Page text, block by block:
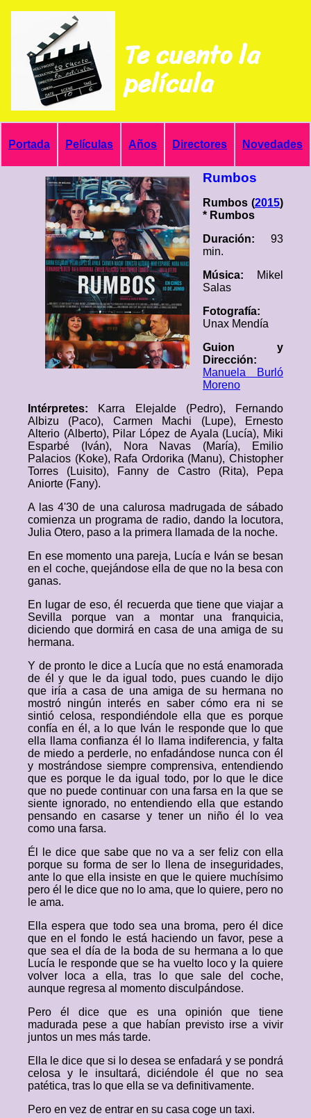
Te cuento la
película
Portada Películas Años Directores Novedades
Rumbos
Rumbos (2015)
* Rumbos
Duración: 93
min.
Música:
Mikel
Salas
Fotografía:
Unax Mendía
Guion y
Dirección:
Manuela Burló
Moreno
Intérpretes:
Karra Elejalde (Pedro), Fernando
Albizu (Paco), Carmen Machi (Lupe), Ernesto
Alterio (Alberto), Pilar López de Ayala (Lucía), Miki
Esparbé (Iván), Nora Navas (María), Emilio
Palacios (Koke), Rafa Ordorika (Manu), Chistopher
Torres (Luisito), Fanny de Castro (Rita), Pepa
Aniorte (Fany).
A las 4'30 de una calurosa madrugada de sábado
comienza un programa de radio, dando la locutora,
Julia Otero, paso a la primera llamada de la noche.
En ese momento una pareja, Lucía e Iván se besan
en el coche, quejándose ella de que no la besa con
ganas.
En lugar de eso, él recuerda que tiene que viajar a
Sevilla porque van a montar una franquicia,
diciendo que dormirá en casa de una amiga de su
hermana.
Y de pronto le dice a Lucía que no está enamorada
de él y que le da igual todo, pues cuando le dijo
que iría a casa de una amiga de su hermana no
mostró ningún interés en saber cómo era ni se
sintió celosa, respondiéndole ella que es porque
confía en él, a lo que Iván le responde que lo que
ella llama confianza él lo llama indiferencia, y falta
de miedo a perderle, no enfadándose nunca con él
y mostrándose siempre comprensiva, entendiendo
que es porque le da igual todo, por lo que le dice
que no puede continuar con una farsa en la que se
siente ignorado, no entendiendo ella que estando
pensando en casarse y tener un niño él lo vea
como una farsa.
Él le dice que sabe que no va a ser feliz con ella
porque su forma de ser lo llena de inseguridades,
ante lo que ella insiste en que le quiere muchísimo
pero él le dice que no lo ama, que lo quiere, pero no
le ama.
Ella espera que todo sea una broma, pero él dice
que en el fondo le está haciendo un favor, pese a
que sea el día de la boda de su hermana a lo que
Lucía le responde que se ha vuelto loco y la quiere
volver loca a ella, tras lo que sale del coche,
aunque regresa al momento disculpándose.
Pero él dice que es una opinión que tiene
madurada pese a que habían previsto irse a vivir
juntos un mes más tarde.
Ella le dice que si lo desea se enfadará y se pondrá
celosa y le insultará, diciéndole él que no sea
patética, tras lo que ella se va definitivamente.
Pero en vez de entrar en su casa coge un taxi.